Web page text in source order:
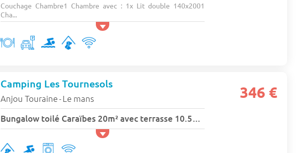
Couchage Chambre1 Chambre avec : 1x Lit double 140x2001
Cha...
Camping Les Tournesols
Anjou Touraine- Le mans
Bungalow toilé Caraïbes 20m² avec terrasse 10.5m² - sans sanitaire 2 chambres 4 pers.
346 €